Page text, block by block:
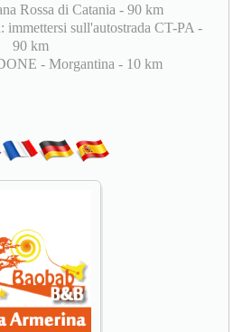
Rossa di Catania - 90 km
immettersi sull'autostrada CT-PA -
90 km
- Morgantina - 10 km